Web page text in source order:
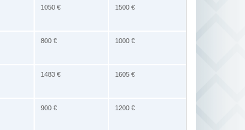
1050 € 1500 €
800 € 1000 €
1483 € 1605 €
900 € 1200 €